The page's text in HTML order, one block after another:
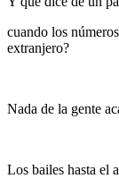
cuando los
extranjero?
Nada de la gente
Los bailes hasta el